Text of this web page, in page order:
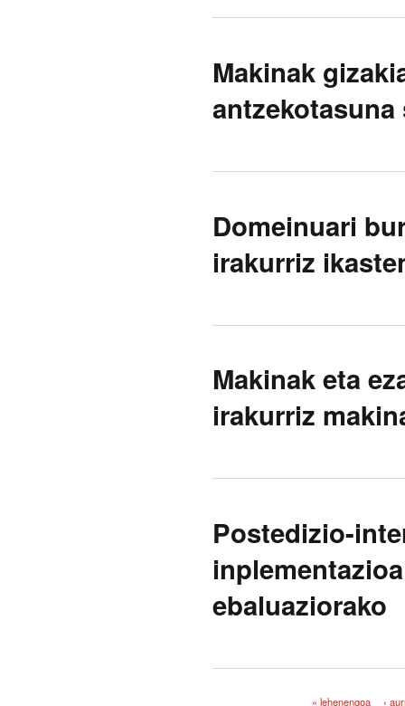
Makinak
Domeinuari
irakurriz
Makinak eta
irakurriz
Postedizio-
ebaluaziorako
« lehenengoa ‹